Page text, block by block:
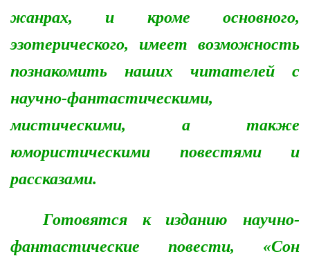
жанрах, и кроме основного,
эзотерического, имеет возможность
познакомить наших читателей с
научно-фантастическими,
мистическими, а также
юмористическими повестями и
рассказами.
Готовятся к изданию научно-
фантастические повести, «Сон